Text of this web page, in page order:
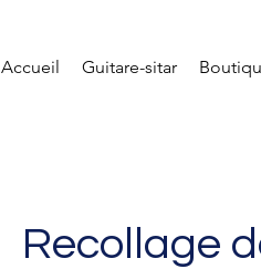
Accueil Guitare-sitar
Recollage